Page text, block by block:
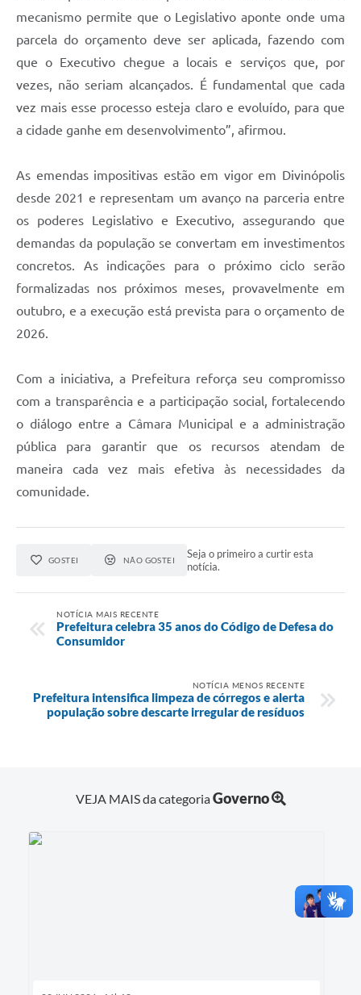
mecanismo permite que o Legislativo aponte onde uma
parcela do orçamento deve ser aplicada, fazendo com
que o Executivo chegue a locais e serviços que, por
vezes, não seriam alcançados. É fundamental que cada
vez mais esse processo esteja claro e evoluído, para que
a cidade ganhe em desenvolvimento”, afirmou.
As emendas impositivas estão em vigor em Divinópolis
desde 2021 e representam um avanço na parceria entre
os poderes Legislativo e Executivo, assegurando que
demandas da população se convertam em investimentos
concretos. As indicações para o próximo ciclo serão
formalizadas nos próximos meses, provavelmente em
outubro, e a execução está prevista para o orçamento de
2026.
Com a iniciativa, a Prefeitura reforça seu compromisso
com a transparência e a participação social, fortalecendo
o diálogo entre a Câmara Municipal e a administração
pública para garantir que os recursos atendam de
maneira cada vez mais efetiva às necessidades da
comunidade.
GOSTEI NÃO GOSTEI
Seja o primeiro a curtir esta
notícia.
NOTÍCIA MAIS RECENTE
Prefeitura celebra 35 anos do Código de Defesa do
Consumidor
NOTÍCIA MENOS RECENTE
Prefeitura intensifica limpeza de córregos e alerta
população sobre descarte irregular de resíduos
VEJA MAIS da categoriaGoverno